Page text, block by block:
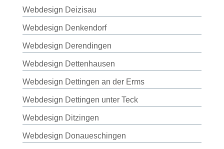
Webdesign Deizisau
Webdesign Denkendorf
Webdesign Derendingen
Webdesign Dettenhausen
Webdesign Dettingen an der Erms
Webdesign Dettingen unter Teck
Webdesign Ditzingen
Webdesign Donaueschingen